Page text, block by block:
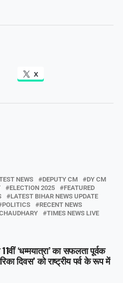
X
NEWS DEPUTY CM
DY CM
ELECTION 2025
FEATURED
LATEST BIHAR NEWS UPDATE
POLITICS
RECENT NEWS
TIMES NEWS LIVE
‘धम्मयात्रा’ का सफलता पूर्वक
दिवस’ को राष्ट्रीय पर्व के रूप में